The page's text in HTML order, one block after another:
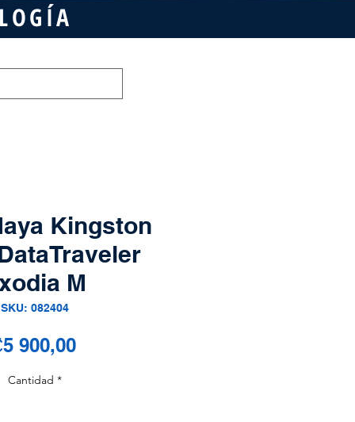
Kingston
M
SKU: 082404
900,00Precio
Cantidad *